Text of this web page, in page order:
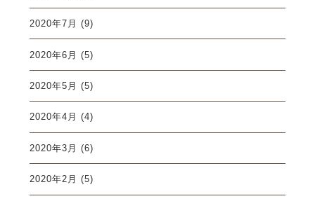
2020年7月 (9)
2020年6月 (5)
2020年5月 (5)
2020年4月 (4)
2020年3月 (6)
2020年2月 (5)